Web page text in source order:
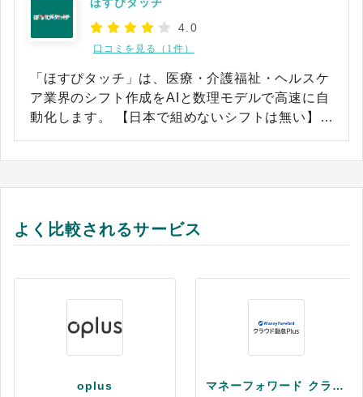
4.0
口コミを見る（1件）
「ほすぴタッチ」は、医療・介護福祉・ヘルスケ
ア業界のシフト作成をAIと数理モデルで高速に自
動化します。 【日本で組めないシフトは無い】を
印象です。 もちろん、医療・介護福祉業界以外で
だから、“新型コロナウイルス”のような緊急時の
なシフト表を提案してくれます。 ◇とかく独特で
よく比較されるサービス
oplus マネーフォワード クラウド勤怠Plus